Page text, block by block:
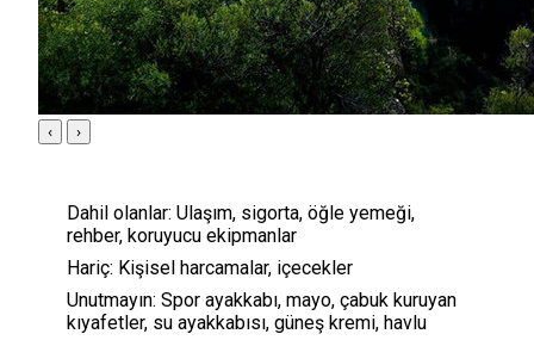
‹ ›
Dahil olanlar: Ulaşım, sigorta, öğle yemeği,
rehber, koruyucu ekipmanlar
Hariç: Kişisel harcamalar, içecekler
Unutmayın: Spor ayakkabı, mayo, çabuk kuruyan
kıyafetler, su ayakkabısı, güneş kremi, havlu